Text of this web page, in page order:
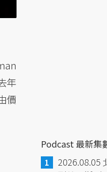
年
價
Podcast 最新集
2026.08.05